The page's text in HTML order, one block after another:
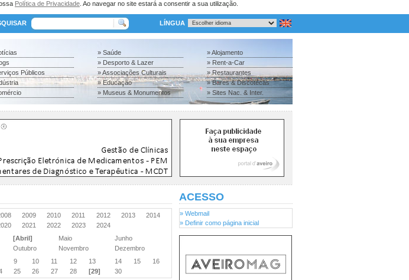
Política de Privacidade . Ao navegar no site estará a consentir a sua utilização.
LÍNGUA
Públicos
» Saúde
» Desporto & Lazer
» Associações Culturais
» Educação
» Museus & Monumentos
» Alojamento
» Rent-a-Car
» Restaurantes
» Bares & Discotecas
» Sites Nac. & Inter.
2009 2010 2011 2012 2013
2014
2021 2022 2023
2024
[Abril] Maio
Junho
Outubro Novembro
Dezembro
9 10 11 12 13 14 15
16
25 26 27 28 [29] 30
ACESSO
» Webmail
» Definir como página inicial